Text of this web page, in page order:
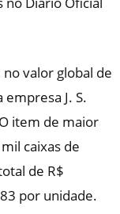
valor global de
J. S.
item de maior
caixas de
de R$
por unidade.